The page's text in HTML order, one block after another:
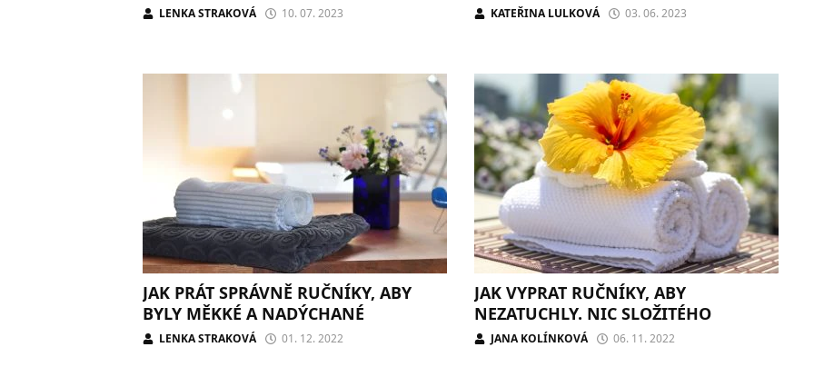
LENKA STRAKOVÁ 10. 07. 2023 KATEŘINA LULKOVÁ 03. 06. 2023
JAK PRÁT SPRÁVNĚ RUČNÍKY, ABY
BYLY MĚKKÉ A NADÝCHANÉ
LENKA STRAKOVÁ 01. 12. 2022
JAK VYPRAT RUČNÍKY, ABY
NEZATUCHLY. NIC SLOŽITÉHO
JANA KOLÍNKOVÁ 06. 11. 2022